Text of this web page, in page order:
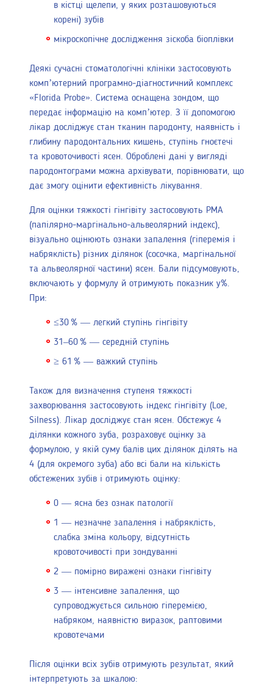
в кістці щелепи, у яких розташовуються
корені) зубів
мікроскопічне дослідження зіскоба біоплівки
Деякі сучасні стоматологічні клініки застосовують
комп’ютерний програмно-діагностичний комплекс
«Florida Probe». Система оснащена зондом, що
передає інформацію на комп’ютер. З її допомогою
лікар досліджує стан тканин пародонту, наявність і
глибину пародонтальних кишень, ступінь гноєтечі
та кровоточивості ясен. Оброблені дані у вигляді
пародонтограми можна архівувати, порівнювати, що
дає змогу оцінити ефективність лікування.
Для оцінки тяжкості гінгівіту застосовують РМА
(папілярно-маргінально-альвеолярний індекс),
візуально оцінюють ознаки запалення (гіперемія і
набряклість) різних ділянок (сосочка, маргінальної
та альвеолярної частини) ясен. Бали підсумовують,
включають у формулу й отримують показник у%.
При:
≤30 % — легкий ступінь гінгівіту
31–60 % — середній ступінь
≥ 61 % — важкий ступінь
Також для визначення ступеня тяжкості
захворювання застосовують індекс гінгівіту (Loe,
Silness). Лікар досліджує стан ясен. Обстежує 4
ділянки кожного зуба, розраховує оцінку за
формулою, у якій суму балів цих ділянок ділять на
4 (для окремого зуба) або всі бали на кількість
обстежених зубів і отримують оцінку:
0 — ясна без ознак патології
1 — незначне запалення і набряклість,
слабка зміна кольору, відсутність
кровоточивості при зондуванні
2 — помірно виражені ознаки гінгівіту
3 — інтенсивне запалення, що
супроводжується сильною гіперемією,
набряком, наявністю виразок, раптовими
кровотечами
Після оцінки всіх зубів отримують результат, який
інтерпретують за шкалою: